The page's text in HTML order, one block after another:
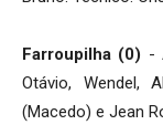
Farroupilha (0) -
Otávio, Wendel,
(Macedo) e Jean